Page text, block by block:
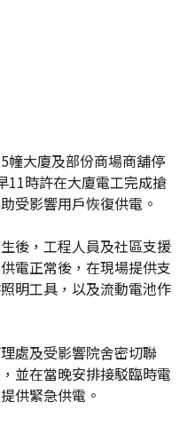
幢大廈及部份商場商舖停
11時許在大廈電工完成搶
受影響用戶恢復供電。
後，工程人員及社區支援
電正常後，在現場提供支
明工具，以及流動電池作
處及受影響院舍密切聯
並在當晚安排接駁臨時電
供緊急供電。